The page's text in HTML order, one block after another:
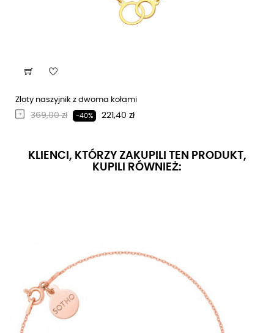
Złoty naszyjnik z dwoma kołami
Regularna cena
369,00 zł -40% Cena
221,40 zł
KLIENCI, KTÓRZY ZAKUPILI TEN PRODUKT,
KUPILI RÓWNIEŻ: